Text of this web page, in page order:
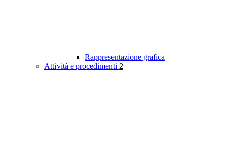
Rappresentazione grafica
Attività e procedimenti 2